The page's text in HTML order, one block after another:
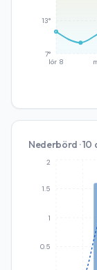
lör 8
7°
13°
Nederbörd · 10
0.5
1
1.5
2